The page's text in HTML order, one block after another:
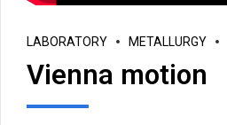
LABORATORY METALLURGY
Vienna motion